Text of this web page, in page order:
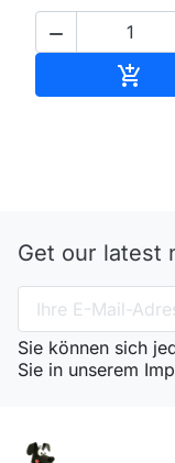


Get our latest
Sie können sich
Sie in unserem